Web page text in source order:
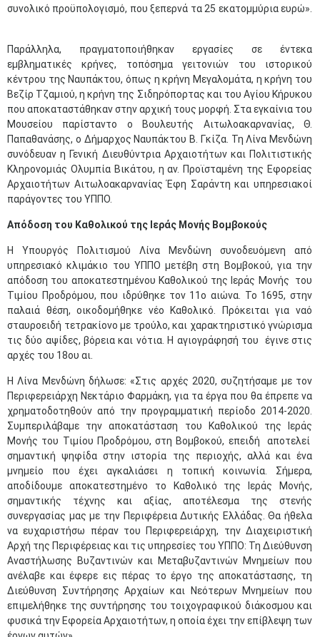
συνολικό προϋπολογισμό, που ξεπερνά τα 25 εκατομμύρια ευρώ».
Παράλληλα, πραγματοποιήθηκαν εργασίες σε έντεκα
εμβληματικές κρήνες, τοπόσημα γειτονιών του ιστορικού
κέντρου της Ναυπάκτου, όπως η κρήνη Μεγαλομάτα, η κρήνη του
Βεζίρ Τζαμιού, η κρήνη της Σιδηρόπορτας και του Αγίου Κήρυκου
που αποκαταστάθηκαν στην αρχική τους μορφή. Στα εγκαίνια του
Μουσείου παρίσταντο ο Βουλευτής Αιτωλοακαρνανίας, Θ.
Παπαθανάσης, ο Δήμαρχος Ναυπάκτου Β. Γκίζα. Τη Λίνα Μενδώνη
συνόδευαν η Γενική Διευθύντρια Αρχαιοτήτων και Πολιτιστικής
Κληρονομιάς Ολυμπία Βικάτου, η αν. Προϊσταμένη της Εφορείας
Αρχαιοτήτων Αιτωλοακαρνανίας Έφη Σαράντη και υπηρεσιακοί
παράγοντες του ΥΠΠΟ.
Απόδοση του Καθολικού της Ιεράς Μονής Βομβοκούς
Η Υπουργός Πολιτισμού Λίνα Μενδώνη συνοδευόμενη από
υπηρεσιακό κλιμάκιο του ΥΠΠΟ μετέβη στη Βομβοκού, για την
απόδοση του αποκατεστημένου Καθολικού της Ιεράς Μονής του
Τιμίου Προδρόμου, που ιδρύθηκε τον 11ο αιώνα. Το 1695, στην
παλαιά θέση, οικοδομήθηκε νέο Καθολικό. Πρόκειται για ναό
σταυροειδή τετρακίονο με τρούλο, και χαρακτηριστικό γνώρισμα
τις δύο αψίδες, βόρεια και νότια. Η αγιογράφησή του έγινε στις
αρχές του 18ου αι.
Η Λίνα Μενδώνη δήλωσε: «Στις αρχές 2020, συζητήσαμε με τον
Περιφερειάρχη Νεκτάριο Φαρμάκη, για τα έργα που θα έπρεπε να
χρηματοδοτηθούν από την προγραμματική περίοδο 2014-2020.
Συμπεριλάβαμε την αποκατάσταση του Καθολικού της Ιεράς
Μονής του Τιμίου Προδρόμου, στη Βομβοκού, επειδή αποτελεί
σημαντική ψηφίδα στην ιστορία της περιοχής, αλλά και ένα
μνημείο που έχει αγκαλιάσει η τοπική κοινωνία. Σήμερα,
αποδίδουμε αποκατεστημένο το Καθολικό της Ιεράς Μονής,
σημαντικής τέχνης και αξίας, αποτέλεσμα της στενής
συνεργασίας μας με την Περιφέρεια Δυτικής Ελλάδας. Θα ήθελα
να ευχαριστήσω πέραν του Περιφερειάρχη, την Διαχειριστική
Αρχή της Περιφέρειας και τις υπηρεσίες του ΥΠΠΟ: Τη Διεύθυνση
Αναστήλωσης Βυζαντινών και Μεταβυζαντινών Μνημείων που
ανέλαβε και έφερε εις πέρας το έργο της αποκατάστασης, τη
Διεύθυνση Συντήρησης Αρχαίων και Νεότερων Μνημείων που
επιμελήθηκε της συντήρησης του τοιχογραφικού διάκοσμου και
φυσικά την Εφορεία Αρχαιοτήτων, η οποία έχει την επίβλεψη των